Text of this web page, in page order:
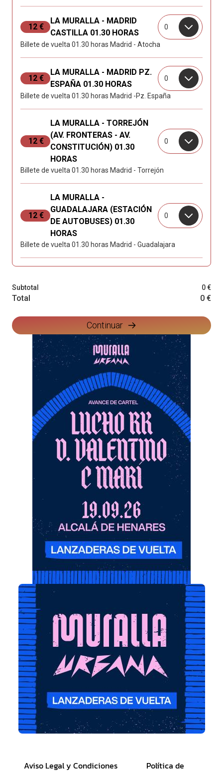
12 €
LA MURALLA - MADRID
CASTILLA 01.30 HORAS
0
Billete de vuelta 01.30 horas Madrid - Atocha
12 €
LA MURALLA - MADRID PZ.
ESPAÑA 01.30 HORAS
0
Billete de vuelta 01.30 horas Madrid -Pz. España
12 €
LA MURALLA - TORREJÓN
(AV. FRONTERAS - AV.
CONSTITUCIÓN) 01.30
HORAS
0
Billete de vuelta 01.30 horas Madrid - Torrejón
12 €
LA MURALLA -
GUADALAJARA (ESTACIÓN
DE AUTOBUSES) 01.30
HORAS
0
Billete de vuelta 01.30 horas Madrid - Guadalajara
Subtotal 0 €
Total 0 €
Continuar
Aviso Legal y Condiciones
Política de